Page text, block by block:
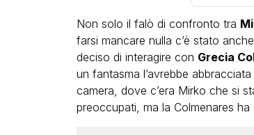
Non solo il falò di confronto tra
farsi mancare nulla c’è stato
deciso di interagire con Grecia
un fantasma l’avrebbe
camera, dove c’era Mirko che si
preoccupati, ma la Colmenares